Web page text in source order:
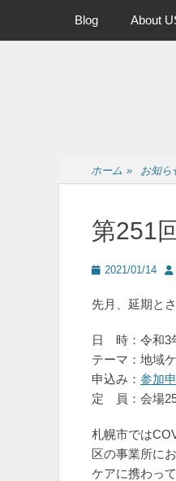
メインメ
プ
Blog About
ホーム » お知ら
第251
投
日
2021/01/14
投
者
先月、延期と
日 時：令和3
テーマ：地域
申込み： 参加
定 員：会場25
札幌市では
区の事業所に
ケアに携わっ